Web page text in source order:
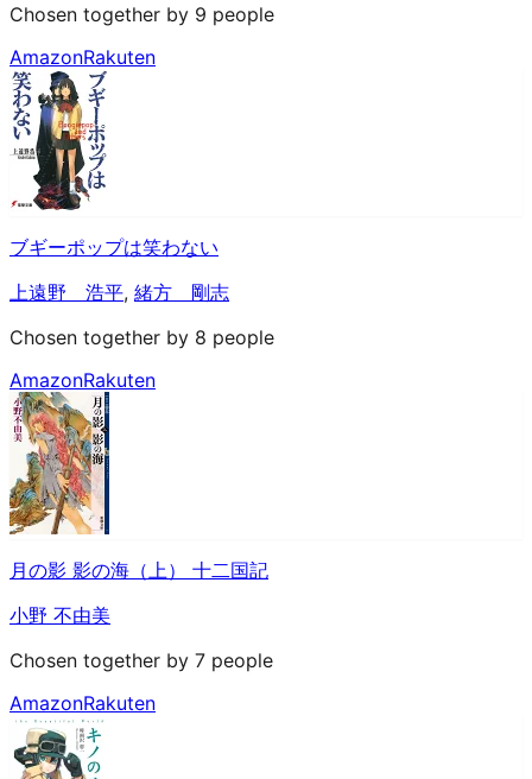
Chosen together by 9 people
AmazonRakuten
ブギーポップは笑わない
上遠野 浩平, 緒方 剛志
Chosen together by 8 people
AmazonRakuten
月の影 影の海（上） 十二国記
小野 不由美
Chosen together by 7 people
AmazonRakuten